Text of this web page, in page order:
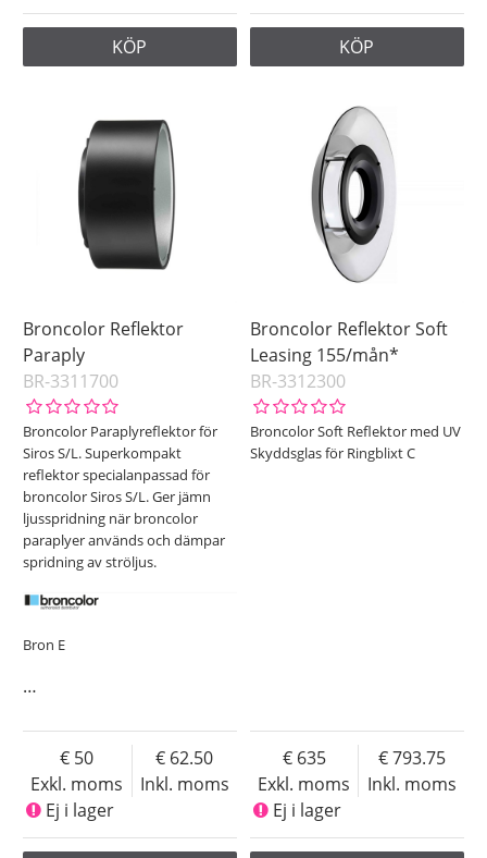
KÖP KÖP
Broncolor Reflektor
Paraply
BR-3311700
Broncolor Paraplyreflektor för
Siros S/L. Superkompakt
reflektor specialanpassad för
broncolor Siros S/L. Ger jämn
ljusspridning när broncolor
paraplyer används och dämpar
spridning av ströljus.
Bron E
…
Exkl. moms
50
Inkl. moms
62.50
Ej i lager
Broncolor Reflektor Soft
Leasing 155/mån*
BR-3312300
Broncolor Soft Reflektor med UV
Skyddsglas för Ringblixt C
Exkl. moms
635
Inkl. moms
793.75
Ej i lager